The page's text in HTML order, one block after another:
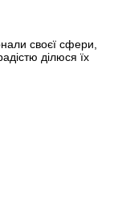
своєї сфери,
ділюся їх